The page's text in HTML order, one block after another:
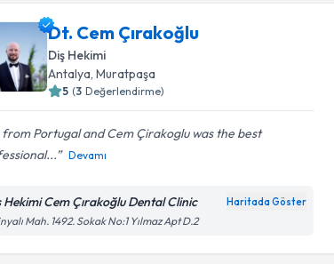
Dt. Cem Çırakoğlu
Diş Hekimi
Antalya, Muratpaşa
5 (3 Değerlendirme)
Portugal and Cem Çirakoglu was the best
Devamı
Hekimi Cem Çırakoğlu Dental Clinic Haritada Göster
Mah. 1492. Sokak No:1 Yılmaz Apt D.2